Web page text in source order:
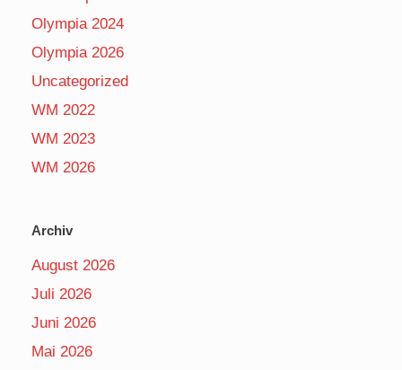
Olympia 2024
Olympia 2026
Uncategorized
WM 2022
WM 2023
WM 2026
Archiv
August 2026
Juli 2026
Juni 2026
Mai 2026